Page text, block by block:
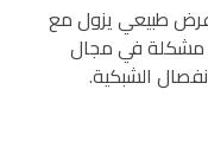
عرض طبيعي يزول مع
مشكلة في مجال
الشبكية.